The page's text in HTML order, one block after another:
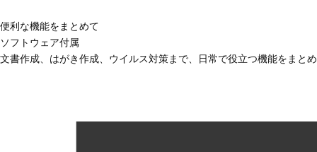
便利な機能をまとめて
ソフトウェア付属
文書作成、はがき作成、ウイルス対策まで、日常で役立つ機能をまと